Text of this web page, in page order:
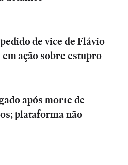
de vice de Flávio
ação sobre estupro
após morte de
plataforma não